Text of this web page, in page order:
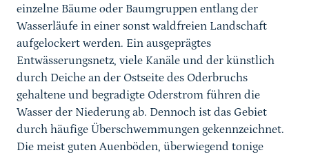
einzelne Bäume oder Baumgruppen entlang der
Wasserläufe in einer sonst waldfreien Landschaft
aufgelockert werden. Ein ausgeprägtes
Entwässerungsnetz, viele Kanäle und der künstlich
durch Deiche an der Ostseite des Oderbruchs
gehaltene und begradigte Oderstrom führen die
Wasser der Niederung ab. Dennoch ist das Gebiet
durch häufige Überschwemmungen gekennzeichnet.
Die meist guten Auenböden, überwiegend tonige